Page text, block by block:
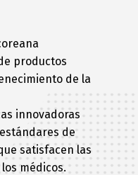
productos
de la
innovadoras
de
satisfacen las
médicos.